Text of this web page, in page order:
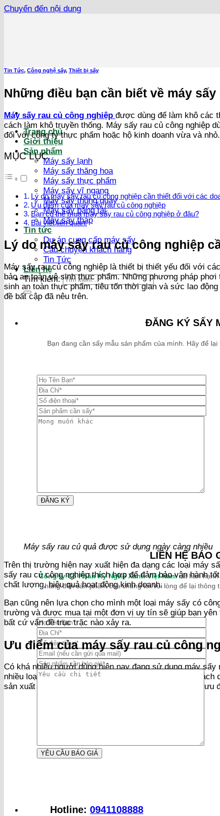
Chuyển đến nội dung
Trang chủ
Giới thiệu
Sản phẩm
Máy sấy lạnh
Máy sấy thăng hoa
Máy sấy thực phẩm
Máy sấy vĩ ngang
Máy sấy thùng quay
Máy sấy băng tải
Máy sấy tháp
Tin tức
Dự án cung cấp máy sấy
Câu chuyện khách hàng
Tin Tức
Liên hệ
Tìm kiếm:
ĐĂNG KÝ SẤY
Bạn đang cần sấy mẫu sản phẩm của mình. Hãy để
LIÊN HỆ BÁO
Công ty Cổ Phần Kỹ Nghệ Xanh Việt Namrất hân hạnh
hàng đến sản phẩm của chúng tôi.Vui lòng để lại thông
Hotline: 0941108888
Tin Tức, Công nghệ sấy, Thiết bị sấy
Những điều bạn cần biết về máy
Máy sấy rau củ công nghiệp được dùng để làm khô các
cách làm khô truyền thống. Máy sấy rau củ công nghiệp
đối với công ty thực phẩm hoặc hộ kinh doanh vừa và
MỤC LỤC
Lý do máy sấy rau củ công nghiệp cần thiết đối với các
Ưu điểm của máy sấy rau củ công nghiệp
Bạn có thể mua máy sấy rau củ công nghiệp ở đâu?
Bài viết liên quan:
Lý do máy sấy rau củ công nghiệp
Máy sấy rau củ công nghiệp là thiết bị thiết yếu đối với
bảo an toàn vệ sinh thực phẩm. Những phương pháp
sinh an toàn thực phẩm, tiêu tốn thời gian và sức lao
đề bất cập đã nêu trên.
Máy sấy rau củ quả được sử dụng ngày càng nhiều
Trên thị trường hiện nay xuất hiện đa dạng các loại máy
sấy rau củ công nghiệp thích hợp để đảm bảo vận hành
chất lượng, hiệu quả hoạt động kinh doanh.
Bạn cũng nên lựa chọn cho mình một loại máy sấy có
trường và được mua tại một đơn vị uy tín sẽ giúp bạn
bất cứ vấn đề trục trặc nào xảy ra.
Ưu điểm của máy sấy rau củ công
Có khá nhiều người dùng hiện nay đang sử dụng máy
nhiều loại thực phẩm hoặc cũng có thể sử dụng một
sản xuất kinh doanh công nghiệp. Dưới đây là một vài ưu